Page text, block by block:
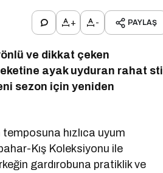
+ - PAYLAŞ
ve dikkat çeken
ayak uyduran rahat stil
sezon için yeniden
temposuna hızlıca uyum
Kış Koleksiyonu ile
gardırobuna pratiklik ve